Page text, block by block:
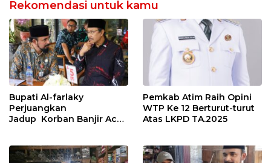
Rekomendasi untuk kamu
Bupati Al-farlaky
Perjuangkan
Jadup Korban Banjir Aceh
Pemkab Atim Raih Opini
WTP Ke 12 Berturut-turut
Atas LKPD TA.2025